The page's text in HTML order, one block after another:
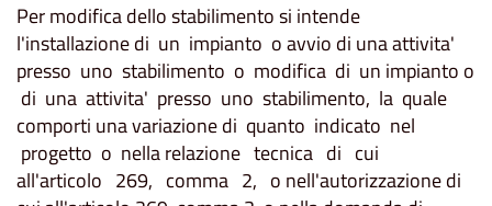
Per modifica dello stabilimento si intende
l'installazione di un impianto o avvio di una attivita'
presso uno stabilimento o modifica di un impianto o
di una attivita' presso uno stabilimento, la quale
comporti una variazione di quanto indicato nel
progetto o nella relazione tecnica di cui
all'articolo 269, comma 2, o nell'autorizzazione di